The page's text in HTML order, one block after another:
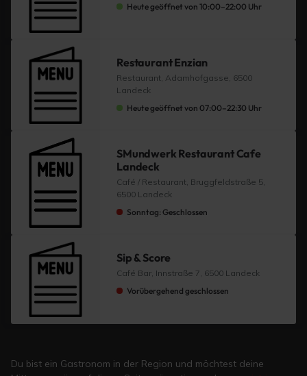
Heute geöffnet von 10:00–22:00 Uhr
Restaurant Enzian
Restaurant, Adamhofgasse, 6500
Landeck
Heute geöffnet von 07:00–22:30 Uhr
SMundwerk Restaurant Cafe
Landeck
Café / Restaurant, Bruggfeldstraße 5,
6500 Landeck
Sonntag: Geschlossen
Sip & Score
Café Bar, Innstraße 7, 6500 Landeck
Vorübergehend geschlossen
Du bist ein Gastronom in der Region und möchtest deine